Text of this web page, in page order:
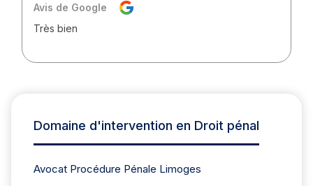
Avis de Google
Très bien
Domaine d'intervention en Droit pénal
Avocat Procédure Pénale Limoges